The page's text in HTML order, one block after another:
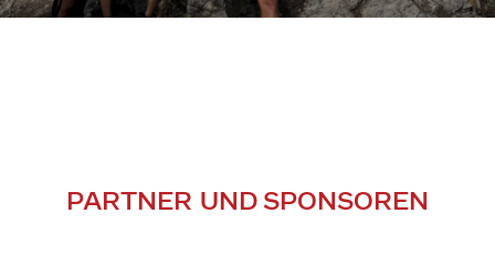
PARTNER UND SPONSOREN